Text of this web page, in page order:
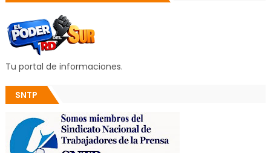
Tu portal de informaciones.
SNTP